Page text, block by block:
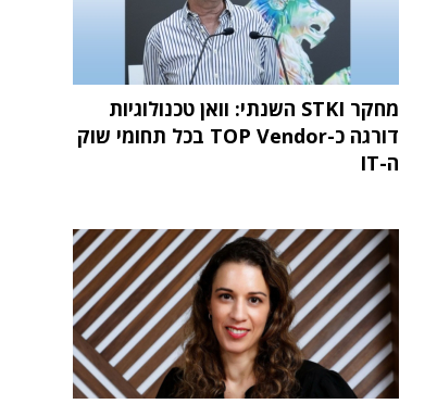
מחקר STKI השנתי: וואן טכנולוגיות
דורגה כ-TOP Vendor בכל תחומי שוק
ה-IT